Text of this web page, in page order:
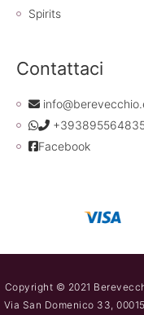
Spirits
Contattaci
Facebook
Copyright © 2021
Via San Domenico 33,